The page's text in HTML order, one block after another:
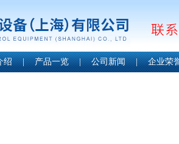
绍 | 产品一览 | 公司新闻 | 企业荣